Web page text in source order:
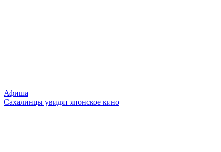
Афиша
Сахалинцы увидят японское кино